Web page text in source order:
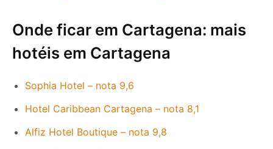
Onde ficar em Cartagena: mais
hotéis em Cartagena
Sophia Hotel – nota 9,6
Hotel Caribbean Cartagena – nota 8,1
Alfiz Hotel Boutique – nota 9,8